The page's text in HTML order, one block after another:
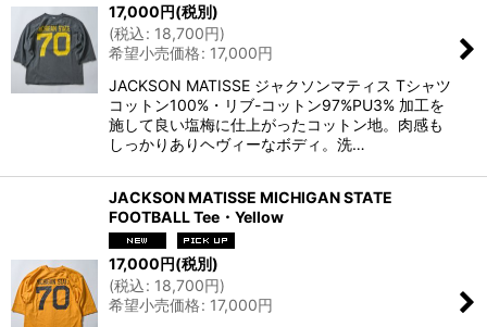
17,000円(税別)
(税込: 18,700円)
希望小売価格: 17,000円
JACKSON MATISSE ジャクソンマティス Tシャツ
コットン100%・リブ-コットン97%PU3% 加工を
施して良い塩梅に仕上がったコットン地。肉感も
しっかりありヘヴィーなボディ。洗…
JACKSON MATISSE MICHIGAN STATE
FOOTBALL Tee・Yellow
17,000円(税別)
(税込: 18,700円)
希望小売価格: 17,000円